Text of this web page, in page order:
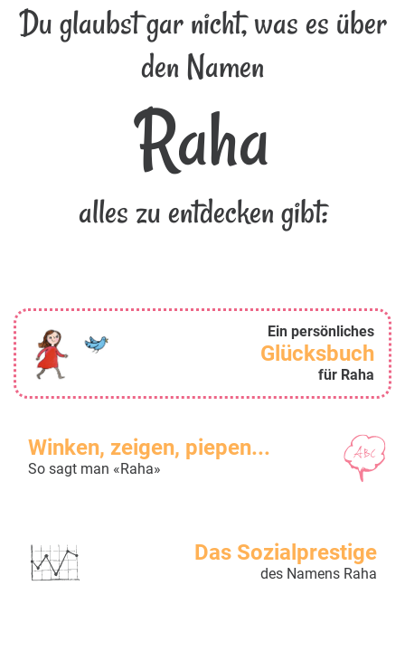
Du glaubst gar nicht, was es über
den Namen
Raha
alles zu entdecken gibt:
Ein persönliches
Glücksbuch
für Raha
Winken, zeigen, piepen...
So sagt man «Raha»
Das Sozialprestige
des Namens Raha